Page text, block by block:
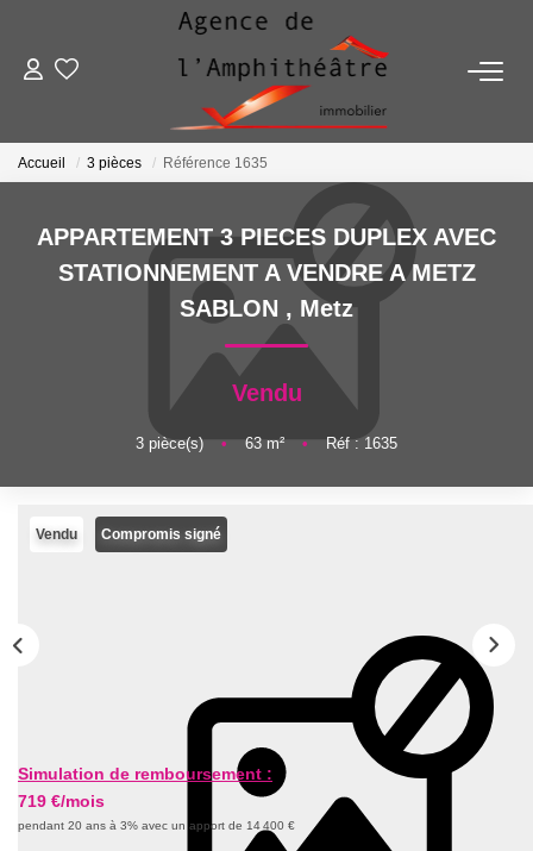
ACHETER
ESTIMER
FAIRE GÉRER
NOTRE AGENCE
Qui Sommes-Nous
Notre Équipe
Nous Rejoindre
Accueil 3 pièces Référence 1635
APPARTEMENT 3 PIECES DUPLEX AVEC
STATIONNEMENT A VENDRE A METZ
SABLON , Metz
Vendu
3 pièce(s) • 63m² • Réf : 1635
Vendu Compromis signé
Simulation de remboursement :
719 €/mois
pendant 20 ans à 3% avec un apport de 14 400 €